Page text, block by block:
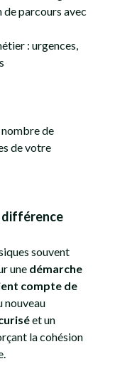
parcours avec
: urgences,
de
de votre
différence
souvent
une démarche
compte de
nouveau
et un
la cohésion